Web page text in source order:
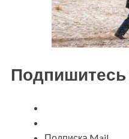
Подпишитесь